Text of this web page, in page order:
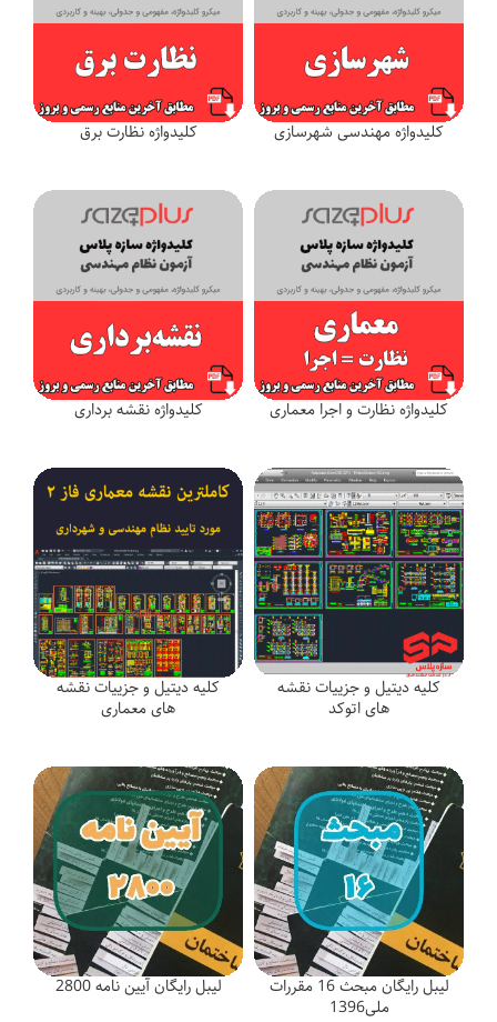
کلیدواژه مهندسی شهرسازی کلیدواژه نظارت برق
کلیدواژه نظارت و اجرا معماری کلیدواژه نقشه برداری
کلیه دیتیل و جزییات نقشه
های اتوکد
کلیه دیتیل و جزییات نقشه
های معماری
لیبل رایگان مبحث 16 مقررات
ملی1396
لیبل رایگان آیین نامه 2800